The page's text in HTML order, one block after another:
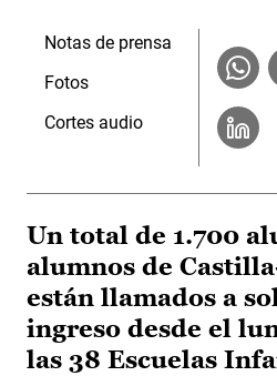
Notas de prensa
Fotos
Cortes audio
Un total de 1.700
alumnos de
están llamados a
ingreso desde el
las 38 Escuelas